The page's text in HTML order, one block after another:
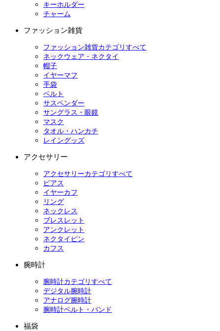
キーホルダー
チャーム
ファッション雑貨
ファッション雑貨カテゴリすべて
ネックウェア・ネクタイ
帽子
イヤーマフ
手袋
ベルト
サスペンダー
サングラス・眼鏡
マスク
タオル・ハンカチ
レイングッズ
アクセサリー
アクセサリーカテゴリすべて
ピアス
イヤーカフ
リング
ネックレス
ブレスレット
アンクレット
ネクタイピン
カフス
腕時計
腕時計カテゴリすべて
デジタル腕時計
アナログ腕時計
腕時計ベルト・バンド
福袋